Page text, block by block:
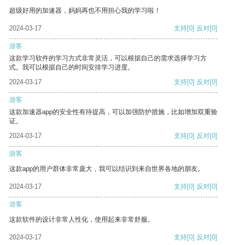
超级好用的加速器，妈妈再也不用担心我的学习啦！
2024-03-17 支持[0] 反对[0]
游客
这款学习软件的学习方式非常灵活，可以根据自己的需求选择学习方
式。我可以根据自己的时间安排学习进度。
2024-03-17
支持[0] 反对[0]
游客
这款加速器app的安全性有待提高，可以加强防护措施，比如增加双重验
证。
2024-03-17
支持[0] 反对[0]
游客
这款app的用户群体非常庞大，我可以结识到来自世界各地的朋友。
2024-03-17 支持[0] 反对[0]
游客
这款软件的设计非常人性化，使用起来非常舒服。
2024-03-17 支持[0] 反对[0]